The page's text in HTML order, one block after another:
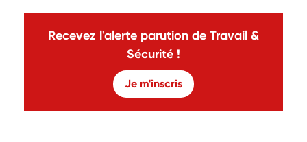
Recevez l'alerte parution de Travail &
Sécurité !
Je m'inscris